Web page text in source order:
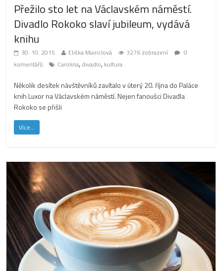
Přežilo sto let na Václavském náměstí.
Divadlo Rokoko slaví jubileum, vydává
knihu
30. 10. 2015 Eliška Mainclová 3276 zobrazení
0
komentářů
Carolina, divadlo, kultura
Několik desítek návštěvníků zavítalo v úterý 20. října do Paláce
knih Luxor na Václavském náměstí. Nejen fanoušci Divadla
Rokoko se přišli
Více...